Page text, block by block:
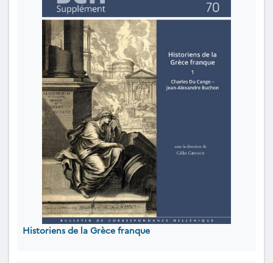
Historiens de la Grèce franque